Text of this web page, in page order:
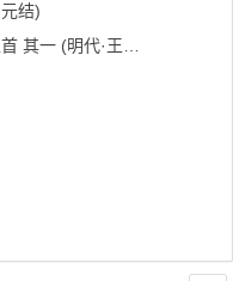
结)
一 (明代·王守仁)